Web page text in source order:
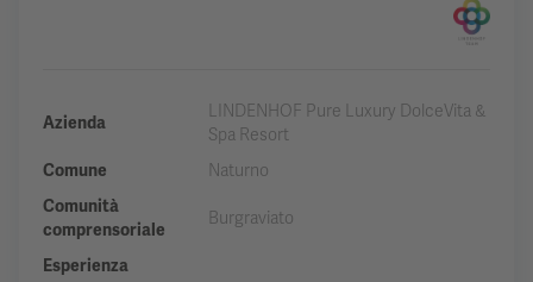
Azienda
LINDENHOF Pure Luxury DolceVita &
Spa Resort
Comune
Naturno
Comunità
comprensoriale
Burgraviato
Esperienza